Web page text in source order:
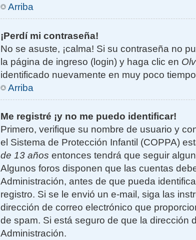
Arriba
¡Perdí mi contraseña!
No se asuste, ¡calma! Si su contraseña no
la página de ingreso (login) y haga clic en
identificado nuevamente en muy poco
Arriba
Me registré ¡y no me puedo identificar!
Primero, verifique su nombre de usuario y
el Sistema de Protección Infantil (COPPA)
de 13 años entonces tendrá que seguir
Algunos foros disponen que las cuentas
Administración, antes de que pueda
registro. Si se le envió un e-mail, siga las
dirección de correo electrónico que
de spam. Si está seguro de que la dirección
Administración.